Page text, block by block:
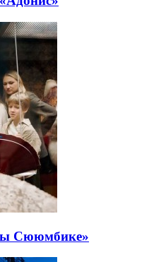
Сююмбике»